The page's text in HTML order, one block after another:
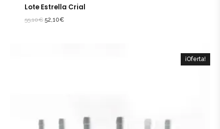
Lote Estrella Crial
55,10€ 52,10€
¡Oferta!